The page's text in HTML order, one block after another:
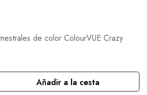
de color ColourVUE Crazy
Añadir a la cesta